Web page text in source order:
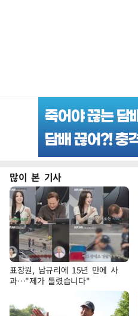
많이 본 기사
표창원, 남규리에 15년 만에 사
과…"제가 틀렸습니다"